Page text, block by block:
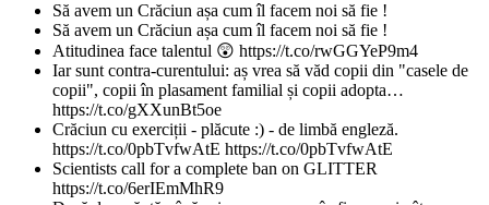
Să avem un Crăciun așa cum îl facem noi să fie !
Să avem un Crăciun așa cum îl facem noi să fie !
Atitudinea face talentul 😲 https://t.co/rwGGYeP9m4
Iar sunt contra-curentului: aș vrea să văd copii din "casele de
copii", copii în plasament familial și copii adopta…
https://t.co/gXXunBt5oe
Crăciun cu exerciții - plăcute :) - de limbă engleză.
https://t.co/0pbTvfwAtE https://t.co/0pbTvfwAtE
Scientists call for a complete ban on GLITTER
https://t.co/6erIEmMhR9